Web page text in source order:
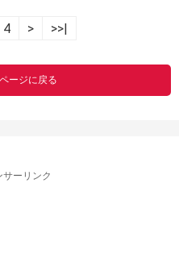
4 > >>|
ージに戻る
ーリンク